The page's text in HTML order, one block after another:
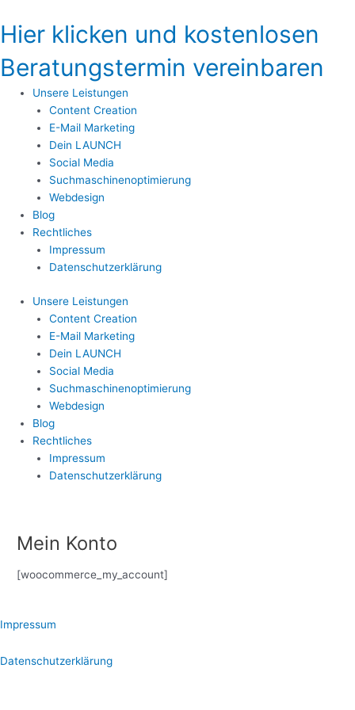
Inhalt
springen
Hier klicken und kostenlosen
Beratungstermin vereinbaren
Unsere Leistungen
Content Creation
E-Mail Marketing
Dein LAUNCH
Social Media
Suchmaschinenoptimierung
Webdesign
Blog
Rechtliches
Impressum
Datenschutzerklärung
Unsere Leistungen
Content Creation
E-Mail Marketing
Dein LAUNCH
Social Media
Suchmaschinenoptimierung
Webdesign
Blog
Rechtliches
Impressum
Datenschutzerklärung
Mein Konto
[woocommerce_my_account]
Impressum
Datenschutzerklärung